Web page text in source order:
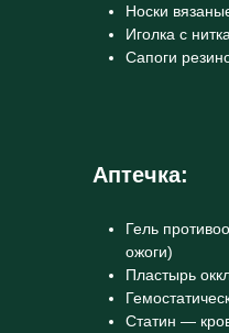
Носки
Иголка с
Сапоги
Гель
ожоги)
Пластырь
Статин —
Аптечка: